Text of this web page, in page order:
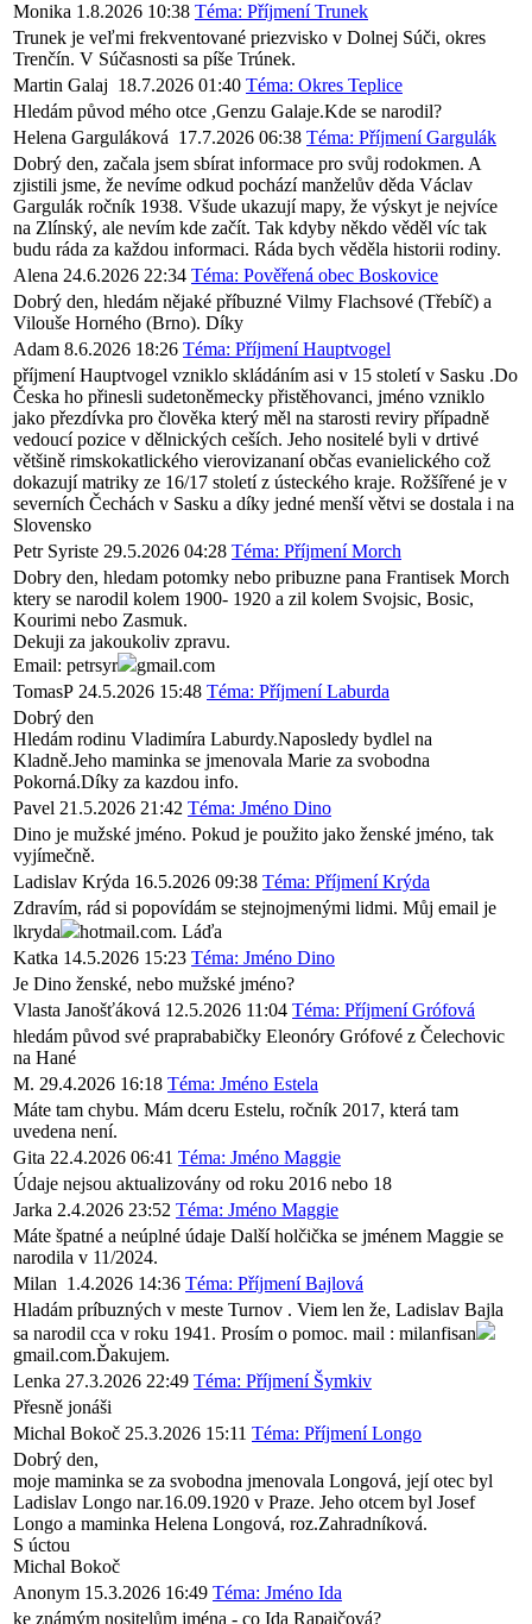
Monika 1.8.2026 10:38 Téma: Příjmení Trunek
Trunek je veľmi frekventované priezvisko v Dolnej Súči, okres
Trenčín. V Súčasnosti sa píše Trúnek.
Martin Galaj 18.7.2026 01:40 Téma: Okres Teplice
Hledám původ mého otce ,Genzu Galaje.Kde se narodil?
Helena Garguláková 17.7.2026 06:38 Téma: Příjmení Gargulák
Dobrý den, začala jsem sbírat informace pro svůj rodokmen. A
zjistili jsme, že nevíme odkud pochází manželův děda Václav
Gargulák ročník 1938. Všude ukazují mapy, že výskyt je nejvíce
na Zlínský, ale nevím kde začít. Tak kdyby někdo věděl víc tak
budu ráda za každou informaci. Ráda bych věděla historii rodiny.
Alena 24.6.2026 22:34 Téma: Pověřená obec Boskovice
Dobrý den, hledám nějaké příbuzné Vilmy Flachsové (Třebíč) a
Vilouše Horného (Brno). Díky
Adam 8.6.2026 18:26 Téma: Příjmení Hauptvogel
příjmení Hauptvogel vzniklo skládáním asi v 15 století v Sasku .Do
Česka ho přinesli sudetoněmecky přistěhovanci, jméno vzniklo
jako přezdívka pro člověka který měl na starosti reviry případně
vedoucí pozice v dělnických ceších. Jeho nositelé byli v drtivé
většině rimskokatlického vierovizananí občas evanielického což
dokazují matriky ze 16/17 století z ústeckého kraje. Rožšířené je v
severních Čechách v Sasku a díky jedné menší větvi se dostala i na
Slovensko
Petr Syriste 29.5.2026 04:28 Téma: Příjmení Morch
Dobry den, hledam potomky nebo pribuzne pana Frantisek Morch
ktery se narodil kolem 1900- 1920 a zil kolem Svojsic, Bosic,
Kourimi nebo Zasmuk.
Dekuji za jakoukoliv zpravu.
Email: petrsyr
gmail.com
TomasP 24.5.2026 15:48 Téma: Příjmení Laburda
Dobrý den
Hledám rodinu Vladimíra Laburdy.Naposledy bydlel na
Kladně.Jeho maminka se jmenovala Marie za svobodna
Pokorná.Díky za kazdou info.
Pavel 21.5.2026 21:42 Téma: Jméno Dino
Dino je mužské jméno. Pokud je použito jako ženské jméno, tak
vyjímečně.
Ladislav Krýda 16.5.2026 09:38 Téma: Příjmení Krýda
Zdravím, rád si popovídám se stejnojmenými lidmi. Můj email je
lkryda
hotmail.com. Láďa
Katka 14.5.2026 15:23 Téma: Jméno Dino
Je Dino ženské, nebo mužské jméno?
Vlasta Janošťáková 12.5.2026 11:04 Téma: Příjmení Grófová
hledám původ své praprababičky Eleonóry Grófové z Čelechovic
na Hané
M. 29.4.2026 16:18 Téma: Jméno Estela
Máte tam chybu. Mám dceru Estelu, ročník 2017, která tam
uvedena není.
Gita 22.4.2026 06:41 Téma: Jméno Maggie
Údaje nejsou aktualizovány od roku 2016 nebo 18
Jarka 2.4.2026 23:52 Téma: Jméno Maggie
Máte špatné a neúplné údaje Další holčička se jménem Maggie se
narodila v 11/2024.
Milan 1.4.2026 14:36 Téma: Příjmení Bajlová
Hladám príbuzných v meste Turnov . Viem len že, Ladislav Bajla
sa narodil cca v roku 1941. Prosím o pomoc. mail : milanfisan
gmail.com.Ďakujem.
Lenka 27.3.2026 22:49 Téma: Příjmení Šymkiv
Přesně jonáši
Michal Bokoč 25.3.2026 15:11 Téma: Příjmení Longo
Dobrý den,
moje maminka se za svobodna jmenovala Longová, její otec byl
Ladislav Longo nar.16.09.1920 v Praze. Jeho otcem byl Josef
Longo a maminka Helena Longová, roz.Zahradníková.
S úctou
Michal Bokoč
Anonym 15.3.2026 16:49 Téma: Jméno Ida
ke známým nositelům jména - co Ida Rapaičová?